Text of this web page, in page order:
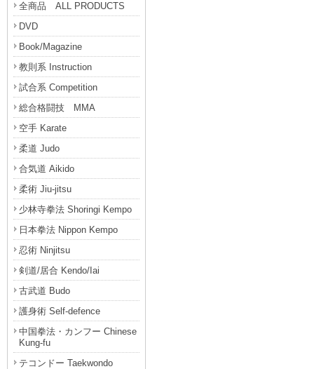
全商品 ALL PRODUCTS
DVD
Book/Magazine
教則系 Instruction
試合系 Competition
総合格闘技 MMA
空手 Karate
柔道 Judo
合気道 Aikido
柔術 Jiu-jitsu
少林寺拳法 Shoringi Kempo
日本拳法 Nippon Kempo
忍術 Ninjitsu
剣道/居合 Kendo/Iai
古武道 Budo
護身術 Self-defence
中国拳法・カンフー Chinese
Kung-fu
テコンドー Taekwondo